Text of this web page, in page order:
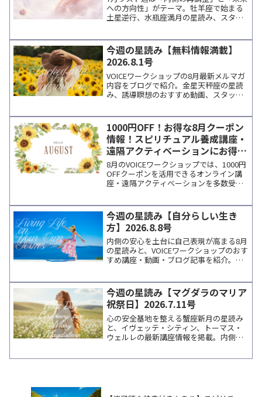
への方向性」がテーマ。牡羊座で始まる
土星逆行、水瓶座満月の星読み、スタッ
今週の星読み【無料情報満載】
2026.8.1号
VOICEワークショップの8月最新メルマガ
内容をブログで紹介。金星天秤座の星読
み、誘導瞑想のおすすめ動画、スタッフ
をまとめています。
1000円OFF！お得な8月クーポン
情報！スピリチュアル養成講座・
遠隔アクティベーションにお得に
参加
8月のVOICEワークショップでは、1000円
OFFクーポンを活用できるオンライン講
座・遠隔アクティベーションを多数受付
します。
今週の星読み【自分らしい生き
方】2026.8.8号
内側の安心を土台に自己表現が高まる8月
の星読みと、VOICEワークショップのおす
すめ講座・動画・ブログ記事を紹介。週
今週の星読み【マグダラのマリア
祝祭日】2026.7.11号
心の安全基地を整える蟹座新月の星読み
と、イヴェッテ・シティン、トーマス・
ウェルレの最新講座情報を掲載。内側の